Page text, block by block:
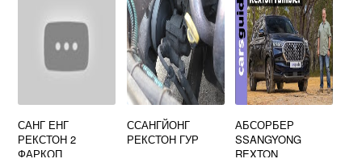
САНГ ЕНГ
РЕКСТОН 2
ФАРКОП
ССАНГЙОНГ
РЕКСТОН ГУР
АБСОРБЕР
SSANGYONG
REXTON